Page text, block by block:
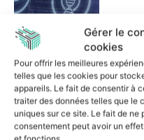
Gérer le
cookies
Pour offrir les meilleures
telles que les cookies pour
appareils. Le fait de consentir à
traiter des données telles que le
uniques sur ce site. Le fait de ne
consentement peut avoir un
7